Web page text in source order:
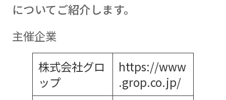
についてご紹介します。
主催企業
株式会社グロ
ップ
https://www
.grop.co.jp/